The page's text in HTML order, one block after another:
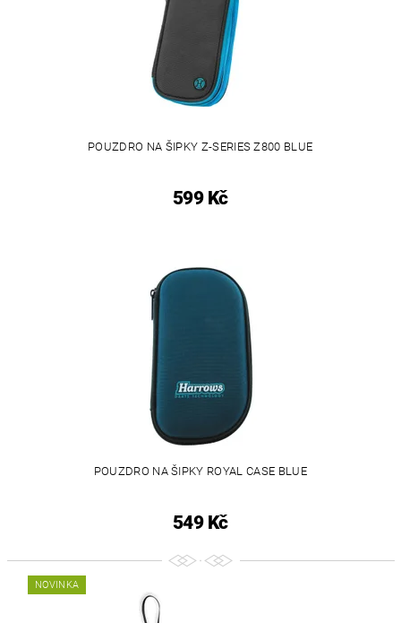
POUZDRO NA ŠIPKY Z-SERIES Z800 BLUE
599 Kč
POUZDRO NA ŠIPKY ROYAL CASE BLUE
549 Kč
NOVINKA